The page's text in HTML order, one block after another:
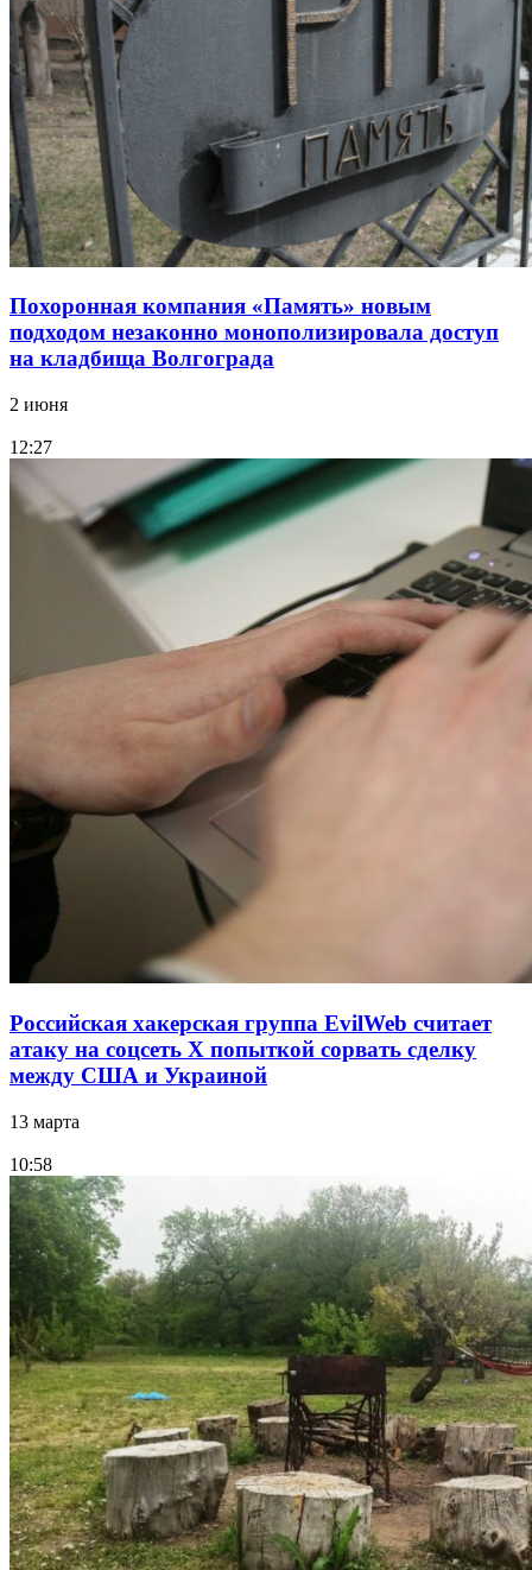
Похоронная компания «Память» новым
подходом незаконно монополизировала доступ
на кладбища Волгограда
2 июня
12:27
Российская хакерская группа EvilWeb считает
атаку на соцсеть Х попыткой сорвать сделку
между США и Украиной
13 марта
10:58